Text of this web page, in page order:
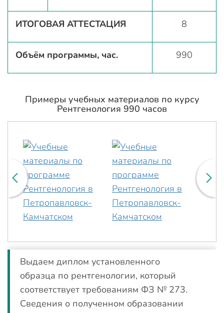
ИТОГОВАЯ АТТЕСТАЦИЯ 8
Объём программы, час. 990
Примеры учебных материалов по курсу
Рентгенология 990 часов
Выдаем диплом установленного
образца по рентгенологии, который
соответствует требованиям ФЗ № 273.
Сведения о полученном образовании